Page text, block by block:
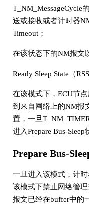
T_NM_MessageCycle
送或接收或者计时器
Timeout；
在该状态下的NM报文
Ready Sleep State（RSS
在该模式下，ECU节
到来自网络上的NM报
置，一旦
进入Prepare Bus-Sleep
Prepare Bus-
一旦进入该模式，计
该模式下禁止网络管
报文已经在buffer中的